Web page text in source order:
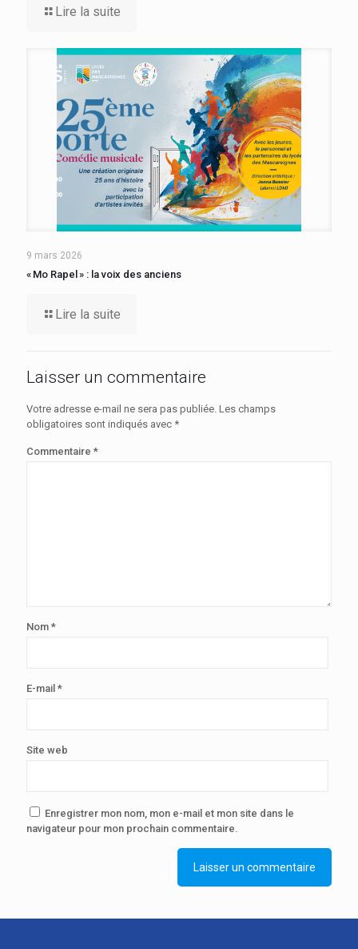
Lire la suite
9 mars 2026
« Mo Rapel » : la voix des anciens
Lire la suite
Laisser un commentaire
Votre adresse e-mail ne sera pas publiée. Les champs
obligatoires sont indiqués avec *
Commentaire *
Nom *
E-mail *
Site web
Enregistrer mon nom, mon e-mail et mon site dans le
navigateur pour mon prochain commentaire.